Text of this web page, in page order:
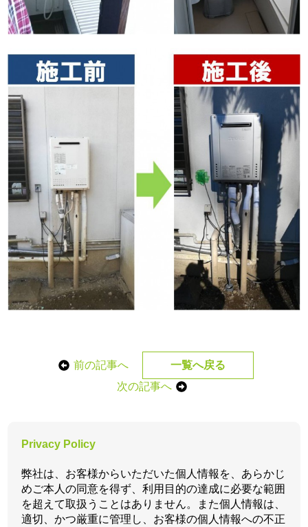
前の記事へ
一覧へ戻る
次の記事へ
Privacy Policy
弊社は、お客様からいただいた個人情報を、あらかじ
めご本人の同意を得ず、利用目的の達成に必要な範囲
を超えて取扱うことはありません。また個人情報は、
適切、かつ厳重に管理し、お客様の個人情報への不正